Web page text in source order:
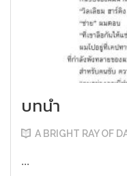
บทนำ
A BRIGHT RAY OF
...